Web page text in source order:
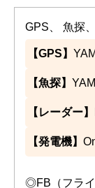
GPS、 魚探
【GPS】
【魚探】
【レーダー】
【発電機】
◎FB（フラ